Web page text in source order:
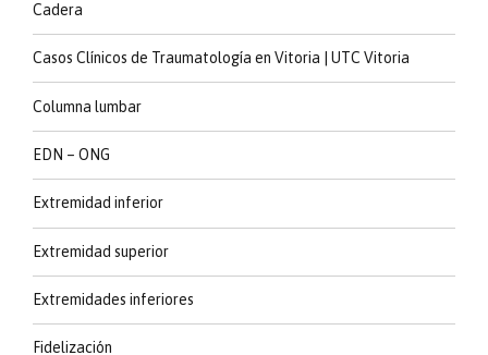
Cadera
Casos Clínicos de Traumatología en Vitoria | UTC Vitoria
Columna lumbar
EDN – ONG
Extremidad inferior
Extremidad superior
Extremidades inferiores
Fidelización